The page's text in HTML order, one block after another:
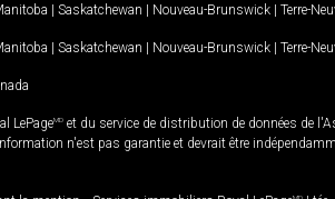
| Saskatchewan | Nouveau-Brunswick | Terre-
| Saskatchewan | Nouveau-Brunswick | Terre-
LePageMD et du service de distribution de données de
n'est pas garantie et devrait être
MD